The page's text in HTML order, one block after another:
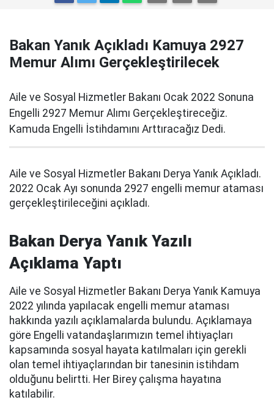
Bakan Yanık Açıkladı Kamuya 2927
Memur Alımı Gerçekleştirilecek
Aile ve Sosyal Hizmetler Bakanı Ocak 2022 Sonuna
Engelli 2927 Memur Alımı Gerçekleştireceğiz.
Kamuda Engelli İstihdamını Arttıracağız Dedi.
Aile ve Sosyal Hizmetler Bakanı Derya Yanık Açıkladı.
2022 Ocak Ayı sonunda 2927 engelli memur ataması
gerçekleştirileceğini açıkladı.
Bakan Derya Yanık Yazılı
Açıklama Yaptı
Aile ve Sosyal Hizmetler Bakanı Derya Yanık Kamuya
2022 yılında yapılacak engelli memur ataması
hakkında yazılı açıklamalarda bulundu. Açıklamaya
göre Engelli vatandaşlarımızın temel ihtiyaçları
kapsamında sosyal hayata katılmaları için gerekli
olan temel ihtiyaçlarından bir tanesinin istihdam
olduğunu belirtti. Her Birey çalışma hayatına
katılabilir.